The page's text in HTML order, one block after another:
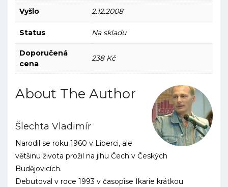
Vyšlo 2.12.2008
Status Na skladu
Doporučená
cena
238 Kč
About The Author
Šlechta Vladimír
Narodil se roku 1960 v Liberci, ale
většinu života prožil na jihu Čech v Českých
Budějovicích.
Debutoval v roce 1993 v časopise Ikarie krátkou